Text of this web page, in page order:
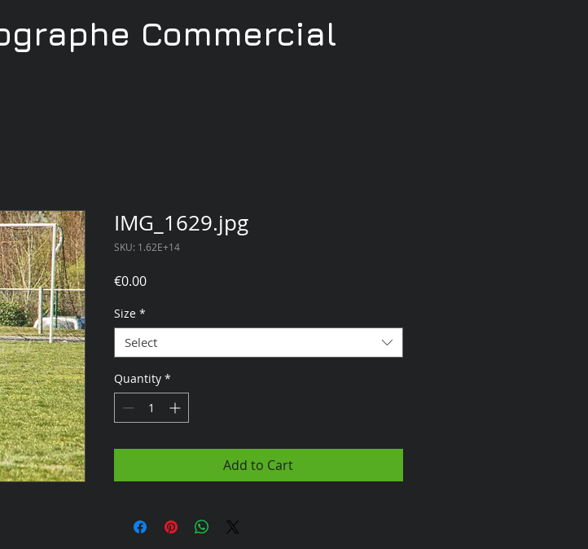
IMG_1629.jpg
SKU: 1.62E+14
€0.00Price
Size *
Select
Quantity *
Add to Cart
Commercial